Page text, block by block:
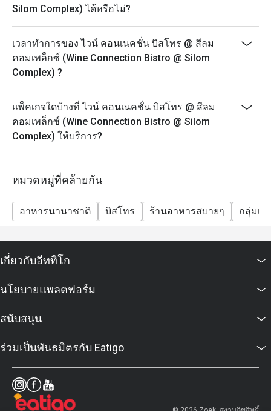
ไม่ว่าคุณจะเป็น นักดื่มไวน์ตัวยง หรือแค่กำลังมองหา มื้อ
Silom คือจุดหมายปลายทางด้านการกินดื่มที่คุณไม่ควร
Silom Complex) ได้หรือไม่?
เวลาทำการของ ไวน์ คอนเนคชั่น บิสโทร @ สีลม
คอมเพล็กซ์ (Wine Connection Bistro @ Silom
Complex) ?
แพ็คเกจใดบ้างที่ ไวน์ คอนเนคชั่น บิสโทร @ สีลม
คอมเพล็กซ์ (Wine Connection Bistro @ Silom
Complex) ให้บริการ?
หมวดหมู่ที่คล้ายกัน
อาหารนานาชาติ บิสโทร ร้านอาหารสบายๆ กลุ่มเพื่
เกี่ยวกับอีททิโก
นโยบายแพลตฟอร์ม
สนับสนุน
ร่วมเป็นพันธมิตรกับ Eatigo
© 2026 Zoek. สงวนลิขสิทธิ์